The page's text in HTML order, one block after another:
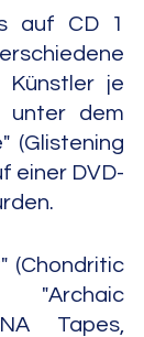
auf CD 1
Künstler je
unter dem
(Glistening
einer DVD-
(Chondritic
"Archaic
Tapes,